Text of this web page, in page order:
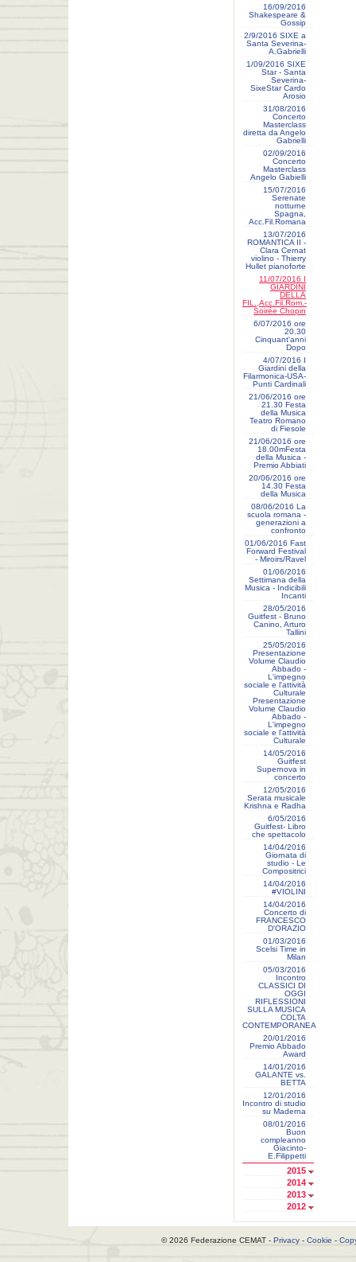
16/09/2016
Shakespeare &
Gossip
2/9/2016 SIXE a
Santa Severina-
A.Gabrielli
1/09/2016 SIXE
Star - Santa
Severina-
SixeStar Cardo
Arosio
31/08/2016
Concerto
Masterclass
diretta da Angelo
Gabrielli
02/09/2016
Concerto
Masterclass
Angelo Gabielli
15/07/2016
Serenate
notturne
Spagna,
Acc.Fil.Romana
13/07/2016
ROMANTICA II -
Clara Cernat
violino - Thierry
Hullet pianoforte
11/07/2016 I
GIARDINI
DELLA
FIL.,Acc.Fil.Rom.-
Soirée Chopin
6/07/2016 ore
20.30
Cinquant'anni
Dopo
4/07/2016 I
Giardini della
Filarmonica-USA-
Punti Cardinali
21/06/2016 ore
21.30 Festa
della Musica
Teatro Romano
di Fiesole
21/06/2016 ore
18.00mFesta
della Musica -
Premio Abbiati
20/06/2016 ore
14.30 Festa
della Musica
08/06/2016 La
scuola romana -
generazioni a
confronto
01/06/2016 Fast
Forward Festival
- Miroirs/Ravel
01/06/2016
Settimana della
Musica - Indicibili
Incanti
28/05/2016
Guitfest - Bruno
Canino, Arturo
Tallini
25/05/2016
Presentazione
Volume Claudio
Abbado -
L'impegno
sociale e l'attività
Culturale
Presentazione
Volume Claudio
Abbado -
L'impegno
sociale e l'attività
Culturale
14/05/2016
Guitfest
Supernova in
concerto
12/05/2016
Serata musicale
Krishna e Radha
6/05/2016
Guitfest- Libro
che spettacolo
14/04/2016
Giornata di
studio - Le
Compositrici
14/04/2016
#VIOLINI
14/04/2016
Concerto di
FRANCESCO
D'ORAZIO
01/03/2016
Scelsi Time in
Milan
05/03/2016
Incontro
CLASSICI DI
OGGI
RIFLESSIONI
SULLA MUSICA
COLTA
CONTEMPORANEA
20/01/2016
Premio Abbado
Award
14/01/2016
GALANTE vs.
BETTA
12/01/2016
Incontro di studio
su Maderna
08/01/2016
Buon
compleanno
Giacinto-
E.Filippetti
2015
2014
2013
2012
© 2026 Federazione CEMAT - Privacy - Cookie -